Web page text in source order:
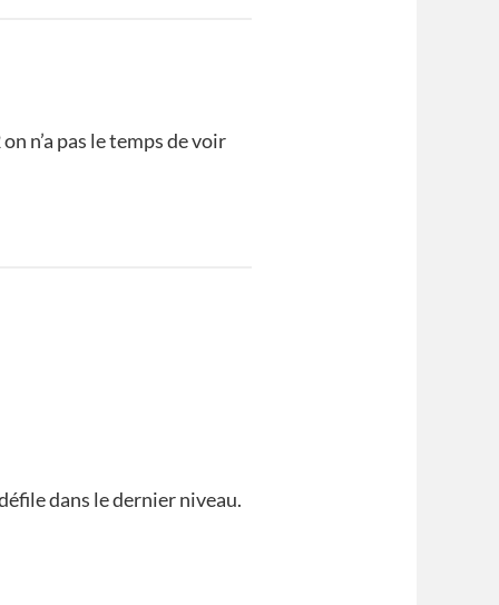
n’a pas le temps de voir
dans le dernier niveau.